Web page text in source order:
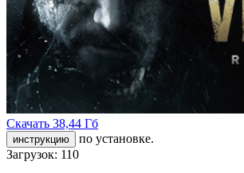
Скачать 38,44 Гб
инструкцию
по установке.
Загрузок: 110